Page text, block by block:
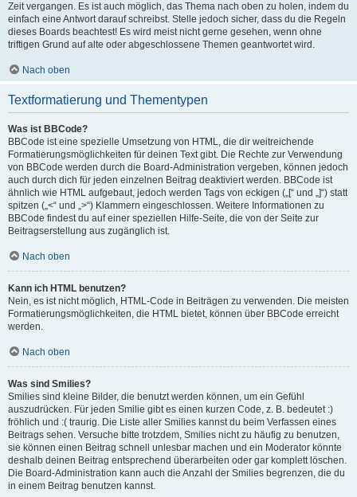
Zeit vergangen. Es ist auch möglich, das Thema nach oben zu holen, indem du
einfach eine Antwort darauf schreibst. Stelle jedoch sicher, dass du die Regeln
dieses Boards beachtest! Es wird meist nicht gerne gesehen, wenn ohne
triftigen Grund auf alte oder abgeschlossene Themen geantwortet wird.
Nach oben
Textformatierung und Thementypen
Was ist BBCode?
BBCode ist eine spezielle Umsetzung von HTML, die dir weitreichende
Formatierungsmöglichkeiten für deinen Text gibt. Die Rechte zur Verwendung
von BBCode werden durch die Board-Administration vergeben, können jedoch
auch durch dich für jeden einzelnen Beitrag deaktiviert werden. BBCode ist
ähnlich wie HTML aufgebaut, jedoch werden Tags von eckigen („[“ und „]“) statt
spitzen („<“ und „>“) Klammern eingeschlossen. Weitere Informationen zu
BBCode findest du auf einer speziellen Hilfe-Seite, die von der Seite zur
Beitragserstellung aus zugänglich ist.
Nach oben
Kann ich HTML benutzen?
Nein, es ist nicht möglich, HTML-Code in Beiträgen zu verwenden. Die meisten
Formatierungsmöglichkeiten, die HTML bietet, können über BBCode erreicht
werden.
Nach oben
Was sind Smilies?
Smilies sind kleine Bilder, die benutzt werden können, um ein Gefühl
auszudrücken. Für jeden Smilie gibt es einen kurzen Code, z. B. bedeutet :)
fröhlich und :( traurig. Die Liste aller Smilies kannst du beim Verfassen eines
Beitrags sehen. Versuche bitte trotzdem, Smilies nicht zu häufig zu benutzen,
sie können einen Beitrag schnell unlesbar machen und ein Moderator könnte
deshalb deinen Beitrag entsprechend überarbeiten oder gar komplett löschen.
Die Board-Administration kann auch die Anzahl der Smilies begrenzen, die du
in einem Beitrag benutzen kannst.